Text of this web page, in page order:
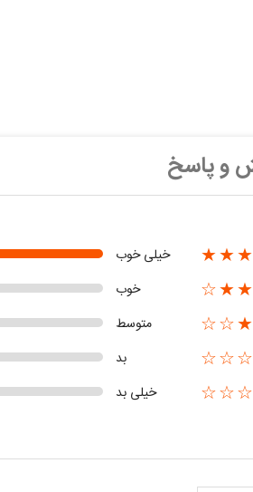
و پاسخ
خیلی خوب
خوب
متوسط
بد
خیلی بد